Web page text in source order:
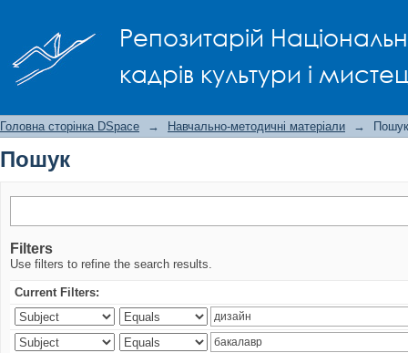
Репозитарій
кадрів культури і
Головна сторінка DSpace → Навчально-методичні матеріали → Пошук
Пошук
Filters
Use filters to refine the search results.
Current Filters: